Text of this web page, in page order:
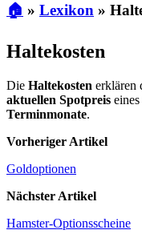
🏠 » Lexikon »
Haltekosten
Die Haltekosten erklären
aktuellen Spotpreis eines
Terminmonate.
Vorheriger Artikel
Goldoptionen
Nächster Artikel
Hamster-Optionsscheine